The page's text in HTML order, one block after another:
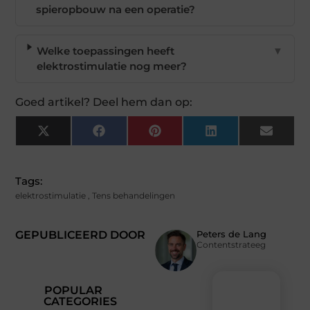
spieropbouw na een operatie?
Welke toepassingen heeft
elektrostimulatie nog meer?
▼
Goed artikel? Deel hem dan op:
X
(Twitter)
FacebookPinterest LinkedIn Email
GEPUBLICEERD DOOR Peters de Lang
Contentstrateeg
Tags:
elektrostimulatie , Tens behandelingen
POPULAR
CATEGORIES